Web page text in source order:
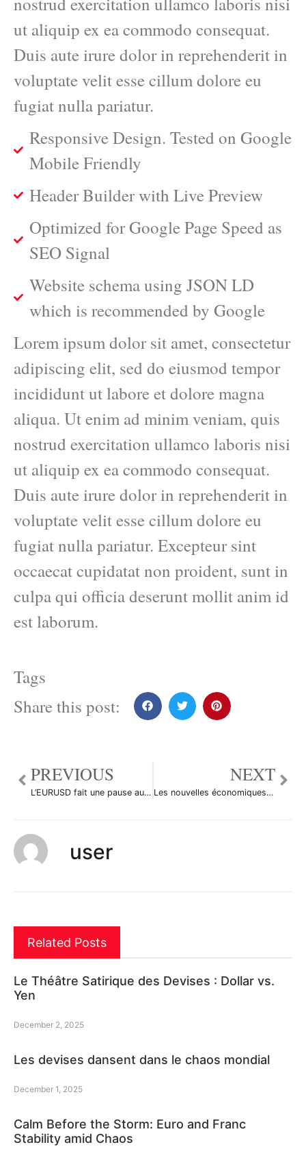
ut aliquip ex ea commodo consequat.
Duis aute irure dolor in reprehenderit in
voluptate velit esse cillum dolore eu
fugiat nulla pariatur.
Responsive Design. Tested on Google
Mobile Friendly
Header Builder with Live Preview
Optimized for Google Page Speed as
SEO Signal
Website schema using JSON LD
which is recommended by Google
Lorem ipsum dolor sit amet, consectetur
adipiscing elit, sed do eiusmod tempor
incididunt ut labore et dolore magna
aliqua. Ut enim ad minim veniam, quis
nostrud exercitation ullamco laboris nisi
ut aliquip ex ea commodo consequat.
Duis aute irure dolor in reprehenderit in
voluptate velit esse cillum dolore eu
fugiat nulla pariatur. Excepteur sint
occaecat cupidatat non proident, sunt in
culpa qui officia deserunt mollit anim id
est laborum.
Tags
Share this post:
PREVIOUS
L’EURUSD fait une pause autour de 1.42 avant un retour à 1.40
NEXT
Les nouvelles économiques du 28 juin 2011
user
Related Posts
Le Théâtre Satirique des Devises : Dollar vs.
Yen
December 2, 2025
Les devises dansent dans le chaos mondial
December 1, 2025
Calm Before the Storm: Euro and Franc
Stability amid Chaos